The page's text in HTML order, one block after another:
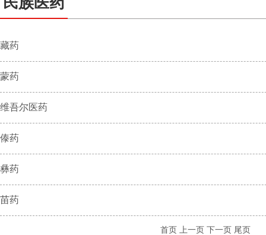
藏药
蒙药
维吾尔医药
傣药
彝药
苗药
首页 上一页 下一页 尾页